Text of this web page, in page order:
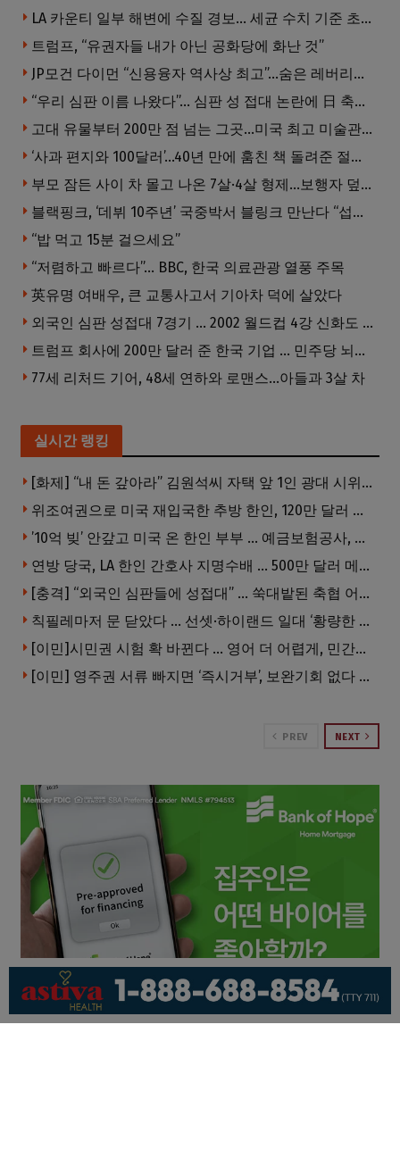
LA 카운티 일부 해변에 수질 경보… 세균 수치 기준 초과, 입수 자제 당부
트럼프, “유권자들 내가 아닌 공화당에 화난 것”
JP모건 다이먼 “신용융자 역사상 최고”…숨은 레버리지 경고
“우리 심판 이름 나왔다”… 심판 성 접대 논란에 日 축구계 발칵
고대 유물부터 200만 점 넘는 그곳…미국 최고 미술관은?
‘사과 편지와 100달러’…40년 만에 훔친 책 돌려준 절도범
부모 잠든 사이 차 몰고 나온 7살·4살 형제…보행자 덮쳐 중태
블랙핑크, ‘데뷔 10주년’ 국중박서 블링크 만난다 “섭섭함 안겨 미안”
“밥 먹고 15분 걸으세요”
“저렴하고 빠르다”… BBC, 한국 의료관광 열풍 주목
英유명 여배우, 큰 교통사고서 기아차 덕에 살았다
외국인 심판 성접대 7경기 … 2002 월드컵 4강 신화도 흔들
트럼프 회사에 200만 달러 준 한국 기업 … 민주당 뇌물의혹 조사
77세 리처드 기어, 48세 연하와 로맨스…아들과 3살 차
실시간 랭킹
[화제] “내 돈 갚아라” 김원석씨 자택 앞 1인 광대 시위 … 한인 투자사, “108만 달러 못받아”
위조여권으로 미국 재입국한 추방 한인, 120만 달러 은행 사기 행각
’10억 빚’ 안갚고 미국 온 한인 부부 … 예금보험공사, 미국서 소송
연방 당국, LA 한인 간호사 지명수배 … 500만 달러 메디캐어 사기, 선고 직전 한국 도주
[충격] “외국인 심판들에 성접대” … 쑥대밭된 축협 어디까지 추락하나
칙필레마저 문 닫았다 … 선셋·하이랜드 일대 ‘황량한 거리’로
[이민]시민권 시험 확 바뀐다 … 영어 더 어렵게, 민간시험 도입 추진
[이민] 영주권 서류 빠지면 ‘즉시거부’, 보완기회 없다 … 이민심사 8월부터 확 바뀐다
PREV NEXT